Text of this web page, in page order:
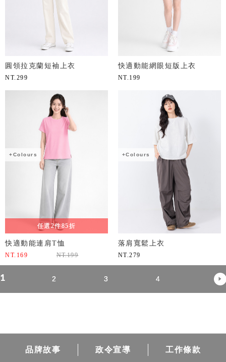
圓領拉克蘭短袖上衣
NT. 299
快適動能網眼短版上衣
NT. 199
+Colours
任選2件85折
快適動能連肩T恤
NT. 169 NT.199
+Colours
落肩寬鬆上衣
NT. 279
1 2 3 4
品牌故事 政令宣導 工作條款